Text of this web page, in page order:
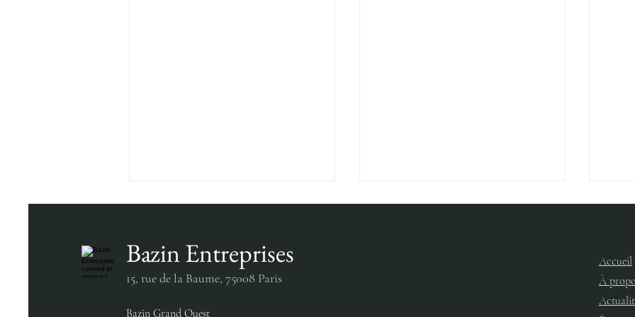
Bazin Entreprises
15, rue de la Baume, 75008 Paris
Bazin Grand Ouest
Accueil
À